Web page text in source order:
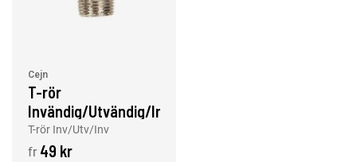
Cejn
T-rör
Invändig/Utvändig/Invändig
T-rör Inv/Utv/Inv
fr 49 kr